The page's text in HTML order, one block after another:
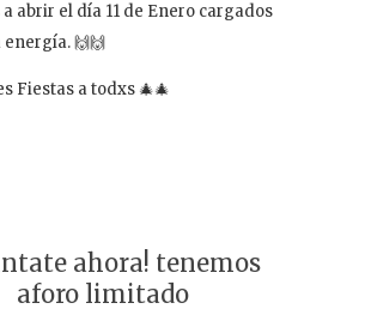
abrir el día 11 de Enero cargados
🙌🙌
Fiestas a todxs 🎄🎄
ahora! tenemos
aforo limitado